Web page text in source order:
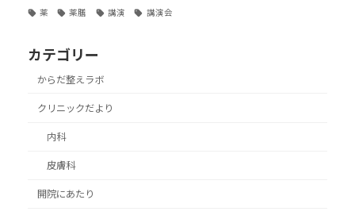
薬 薬膳 講演 講演会
カテゴリー
からだ整えラボ
クリニックだより
内科
皮膚科
開院にあたり